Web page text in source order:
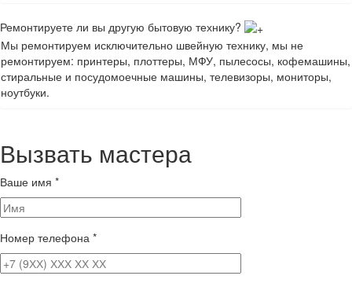
Ремонтируете ли вы другую бытовую технику?
Мы ремонтируем исключительно швейную технику, мы не
ремонтируем: принтеры, плоттеры, МФУ, пылесосы, кофемашины,
стиральные и посудомоечные машины, телевизоры, мониторы,
ноутбуки.
Вызвать мастера
Ваше имя *
Номер телефона *